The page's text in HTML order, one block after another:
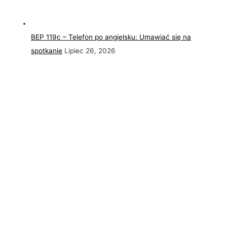
BEP 119c – Telefon po angielsku: Umawiać się na
spotkanie Lipiec 26, 2026